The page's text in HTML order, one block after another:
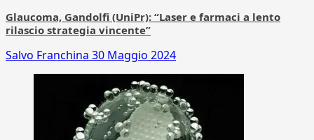
Glaucoma, Gandolfi (UniPr): “Laser e farmaci a lento
rilascio strategia vincente”
Salvo Franchina 30 Maggio 2024